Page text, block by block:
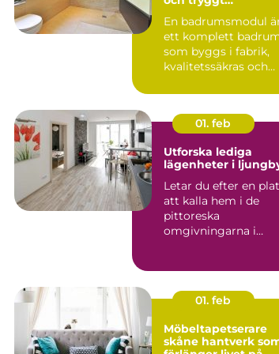
En badrumsmodul
ett komplett
som byggs i fabrik,
kvalitetssäkras och
01. feb
Utforska lediga
lägenheter i
Letar du efter en
att kalla hem i de
pittoreska
omgivningarna i
01. feb
Möbeltapetserare
skåne hantverk som